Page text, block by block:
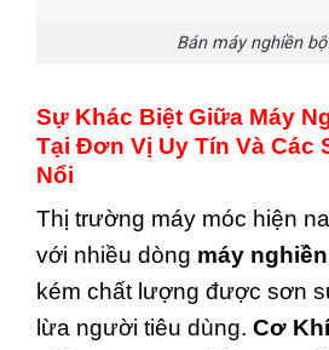
Bán máy nghiền
Sự Khác Biệt Giữa Máy
Tại Đơn Vị Uy Tín Và Các
Nổi
Thị trường máy móc hiện
với nhiều dòng máy
kém chất lượng được sơn
lừa người tiêu dùng. Cơ